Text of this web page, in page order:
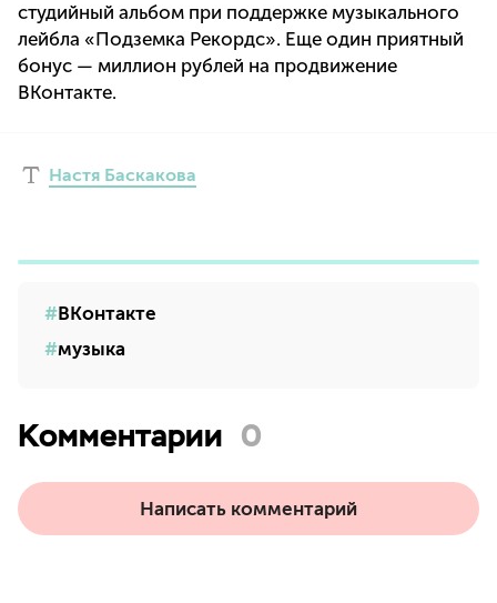
студийный альбом при поддержке музыкального
лейбла «Подземка Рекордс». Еще один приятный
бонус — миллион рублей на продвижение
ВКонтакте.
Настя Баскакова
ВКонтакте
музыка
Комментарии 0
Написать комментарий